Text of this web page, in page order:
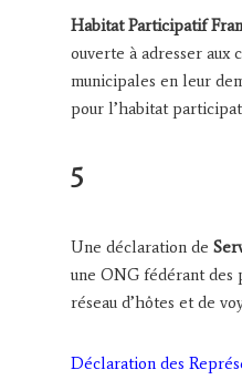
Habitat Participatif
ouverte à adresser aux
municipales en leur
pour l’habitat
5
Une déclaration de
une ONG fédérant des
réseau d’hôtes et de
Déclaration des